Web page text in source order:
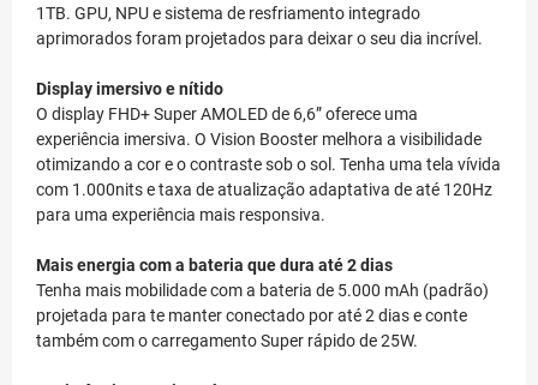
1TB. GPU, NPU e sistema de resfriamento integrado
aprimorados foram projetados para deixar o seu dia incrível.
Display imersivo e nítido
O display FHD+ Super AMOLED de 6,6” oferece uma
experiência imersiva. O Vision Booster melhora a visibilidade
otimizando a cor e o contraste sob o sol. Tenha uma tela vívida
com 1.000nits e taxa de atualização adaptativa de até 120Hz
para uma experiência mais responsiva.
Mais energia com a bateria que dura até 2 dias
Tenha mais mobilidade com a bateria de 5.000 mAh (padrão)
projetada para te manter conectado por até 2 dias e conte
também com o carregamento Super rápido de 25W.